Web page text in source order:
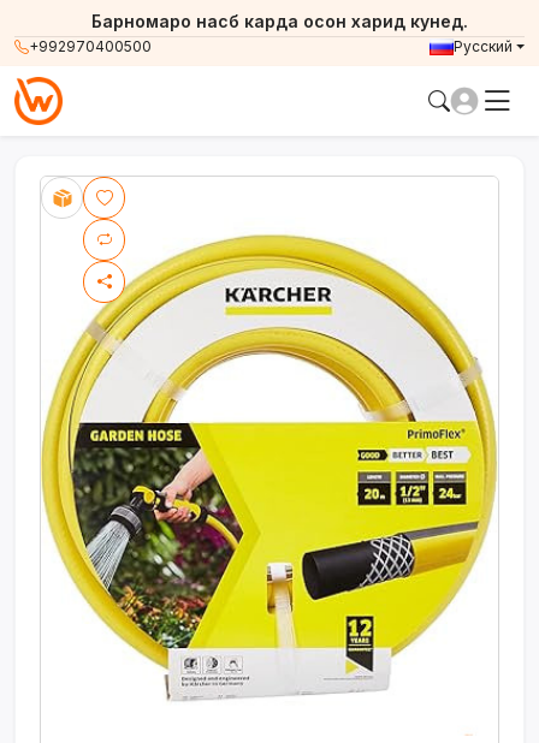
+992970400500
Барномаро насб карда осон харид кунед.
Русский